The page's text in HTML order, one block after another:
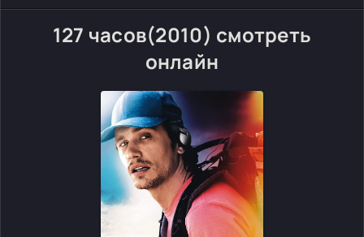
127 часов(2010) смотреть
онлайн